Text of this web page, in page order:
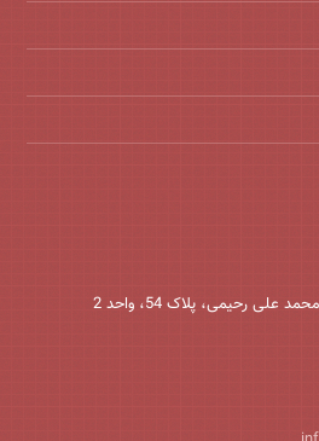
علی رحیمی، پلاک 54، واحد 2